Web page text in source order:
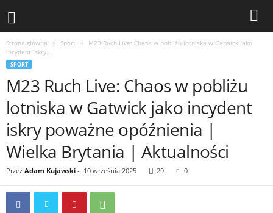
Strona główna Sport
M23 Ruch Live: Chaos w pobliżu lotniska w Gatwick jako
incydent iskry...
SPORT
M23 Ruch Live: Chaos w pobliżu
lotniska w Gatwick jako incydent
iskry poważne opóźnienia |
Wielka Brytania | Aktualności
Przez Adam Kujawski - 10 września 2025 29 0